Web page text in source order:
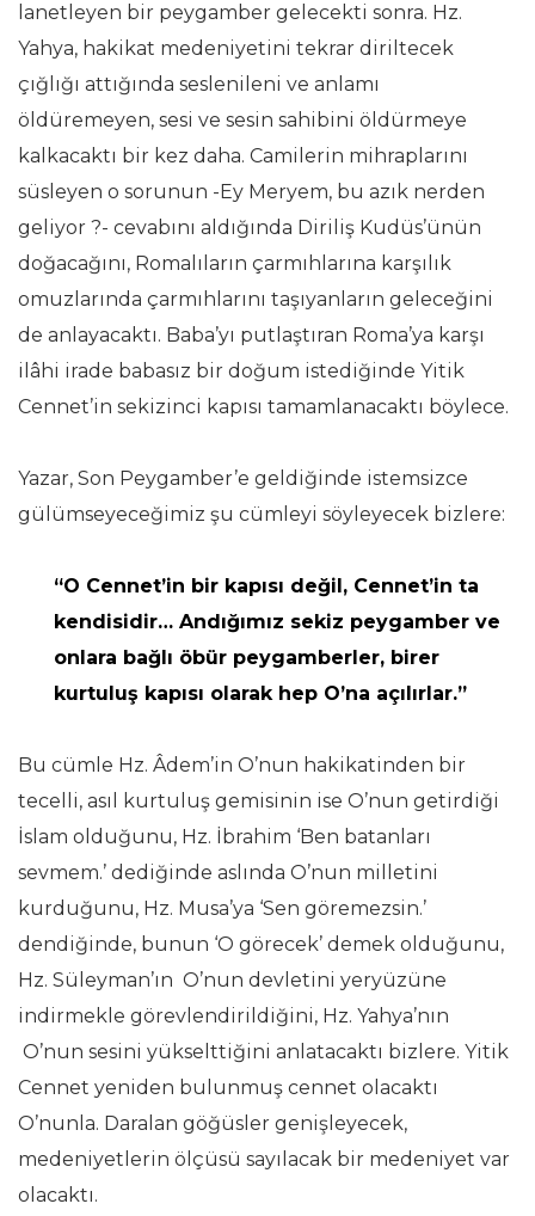
lanetleyen bir peygamber gelecekti sonra. Hz.
Yahya, hakikat medeniyetini tekrar diriltecek
çığlığı attığında seslenileni ve anlamı
öldüremeyen, sesi ve sesin sahibini öldürmeye
kalkacaktı bir kez daha. Camilerin mihraplarını
süsleyen o sorunun -Ey Meryem, bu azık nerden
geliyor ?- cevabını aldığında Diriliş Kudüs’ünün
doğacağını, Romalıların çarmıhlarına karşılık
omuzlarında çarmıhlarını taşıyanların geleceğini
de anlayacaktı. Baba’yı putlaştıran Roma’ya karşı
ilâhi irade babasız bir doğum istediğinde Yitik
Cennet’in sekizinci kapısı tamamlanacaktı böylece.
Yazar, Son Peygamber’e geldiğinde istemsizce
gülümseyeceğimiz şu cümleyi söyleyecek bizlere:
“O Cennet’in bir kapısı değil, Cennet’in ta
kendisidir… Andığımız sekiz peygamber ve
onlara bağlı öbür peygamberler, birer
kurtuluş kapısı olarak hep O’na açılırlar.”
Bu cümle Hz. Âdem’in O’nun hakikatinden bir
tecelli, asıl kurtuluş gemisinin ise O’nun getirdiği
İslam olduğunu, Hz. İbrahim ‘Ben batanları
sevmem.’ dediğinde aslında O’nun milletini
kurduğunu, Hz. Musa’ya ‘Sen göremezsin.’
dendiğinde, bunun ‘O görecek’ demek olduğunu,
Hz. Süleyman’ın O’nun devletini yeryüzüne
indirmekle görevlendirildiğini, Hz. Yahya’nın
O’nun sesini yükselttiğini anlatacaktı bizlere. Yitik
Cennet yeniden bulunmuş cennet olacaktı
O’nunla. Daralan göğüsler genişleyecek,
medeniyetlerin ölçüsü sayılacak bir medeniyet var
olacaktı.